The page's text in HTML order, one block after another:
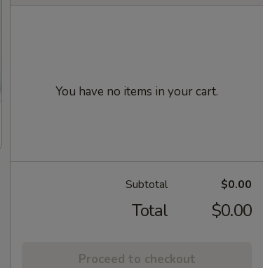
You have no items in your cart.
Subtotal $0.00
Total $0.00
Proceed to checkout